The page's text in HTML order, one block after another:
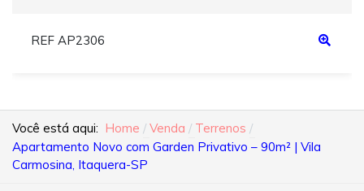
REF AP2306
Você está aqui: Home Venda
Terrenos
Apartamento Novo com Garden Privativo – 90m² | Vila
Carmosina, Itaquera-SP